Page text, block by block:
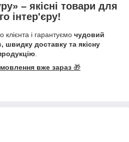
» – якісні товари для
інтер'єру!
і гарантуємо чудовий
швидку доставку та якісну
.
вже зараз 🎁